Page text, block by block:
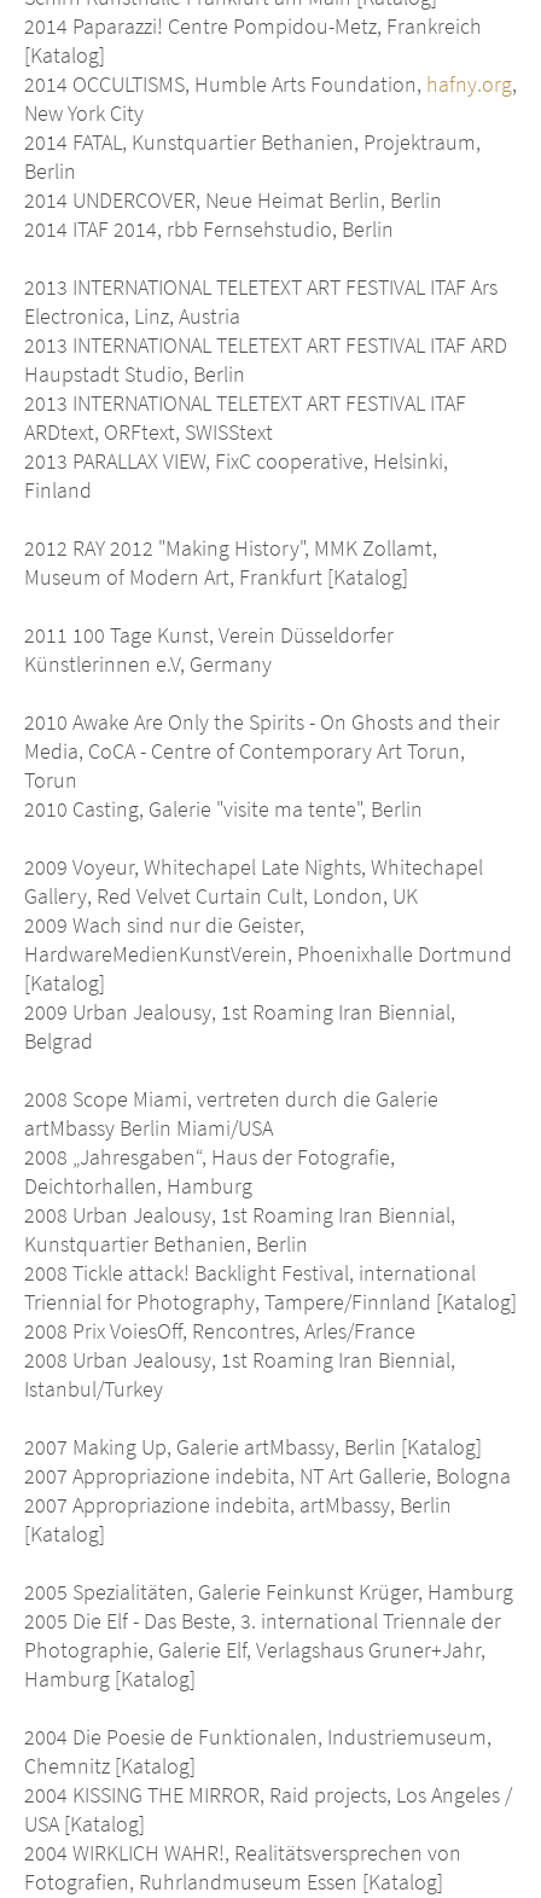
2014 Paparazzi! Centre Pompidou-Metz, Frankreich
[Katalog]
2014 OCCULTISMS, Humble Arts Foundation, hafny.org,
New York City
2014 FATAL, Kunstquartier Bethanien, Projektraum,
Berlin
2014 UNDERCOVER, Neue Heimat Berlin, Berlin
2014 ITAF 2014, rbb Fernsehstudio, Berlin
2013 INTERNATIONAL TELETEXT ART FESTIVAL ITAF Ars
Electronica, Linz, Austria
2013 INTERNATIONAL TELETEXT ART FESTIVAL ITAF ARD
Haupstadt Studio, Berlin
2013 INTERNATIONAL TELETEXT ART FESTIVAL ITAF
ARDtext, ORFtext, SWISStext
2013 PARALLAX VIEW, FixC cooperative, Helsinki,
Finland
2012 RAY 2012 "Making History", MMK Zollamt,
Museum of Modern Art, Frankfurt [Katalog]
2011 100 Tage Kunst, Verein Düsseldorfer
Künstlerinnen e.V, Germany
2010 Awake Are Only the Spirits - On Ghosts and their
Media, CoCA - Centre of Contemporary Art Torun,
Torun
2010 Casting, Galerie "visite ma tente", Berlin
2009 Voyeur, Whitechapel Late Nights, Whitechapel
Gallery, Red Velvet Curtain Cult, London, UK
2009 Wach sind nur die Geister,
HardwareMedienKunstVerein, Phoenixhalle Dortmund
[Katalog]
2009 Urban Jealousy, 1st Roaming Iran Biennial,
Belgrad
2008 Scope Miami, vertreten durch die Galerie
artMbassy Berlin Miami/USA
2008 „Jahresgaben“, Haus der Fotografie,
Deichtorhallen, Hamburg
2008 Urban Jealousy, 1st Roaming Iran Biennial,
Kunstquartier Bethanien, Berlin
2008 Tickle attack! Backlight Festival, international
Triennial for Photography, Tampere/Finnland [Katalog]
2008 Prix VoiesOff, Rencontres, Arles/France
2008 Urban Jealousy, 1st Roaming Iran Biennial,
Istanbul/Turkey
2007 Making Up, Galerie artMbassy, Berlin [Katalog]
2007 Appropriazione indebita, NT Art Gallerie, Bologna
2007 Appropriazione indebita, artMbassy, Berlin
[Katalog]
2005 Spezialitäten, Galerie Feinkunst Krüger, Hamburg
2005 Die Elf - Das Beste, 3. international Triennale der
Photographie, Galerie Elf, Verlagshaus Gruner+Jahr,
Hamburg [Katalog]
2004 Die Poesie de Funktionalen, Industriemuseum,
Chemnitz [Katalog]
2004 KISSING THE MIRROR, Raid projects, Los Angeles /
USA [Katalog]
2004 WIRKLICH WAHR!, Realitätsversprechen von
Fotografien, Ruhrlandmuseum Essen [Katalog]